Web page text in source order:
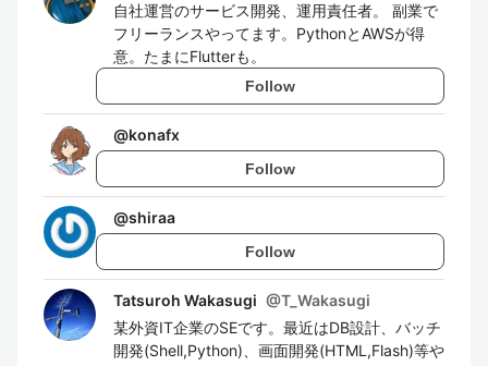
自社運営のサービス開発、運用責任者。 副業で
フリーランスやってます。PythonとAWSが得
意。たまにFlutterも。
Follow
@konafx
Follow
@shiraa
Follow
Tatsuroh Wakasugi @T_Wakasugi
某外資IT企業のSEです。最近はDB設計、バッチ
開発(Shell,Python)、画面開発(HTML,Flash)等や